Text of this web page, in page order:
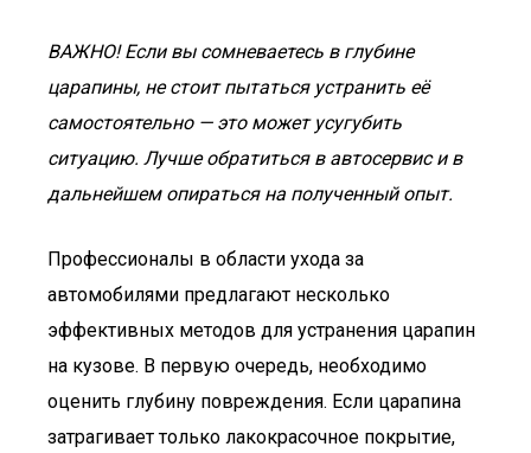
ВАЖНО! Если вы сомневаетесь в глубине
царапины, не стоит пытаться устранить её
самостоятельно — это может усугубить
ситуацию. Лучше обратиться в автосервис и в
дальнейшем опираться на полученный опыт.
Профессионалы в области ухода за
автомобилями предлагают несколько
эффективных методов для устранения царапин
на кузове. В первую очередь, необходимо
оценить глубину повреждения. Если царапина
затрагивает только лакокрасочное покрытие,